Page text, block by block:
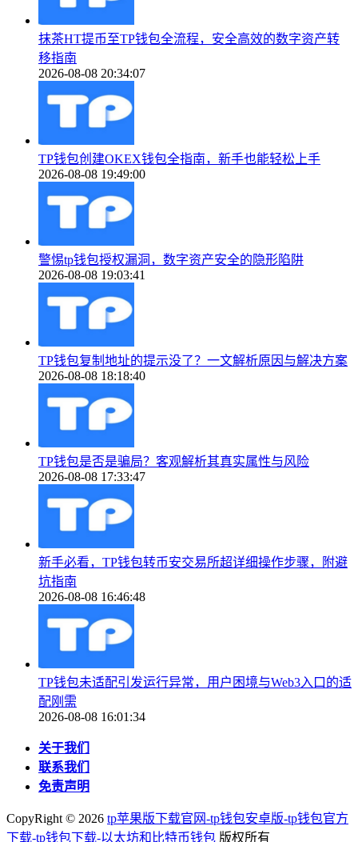
抹茶HT提币至TP钱包全流程，安全高效的数字资产转
移指南
2026-08-08 20:34:07
TP钱包创建OKEX钱包全指南，新手也能轻松上手
2026-08-08 19:49:00
警惕tp钱包授权漏洞，数字资产安全的隐形陷阱
2026-08-08 19:03:41
TP钱包复制地址的提示没了？一文解析原因与解决方案
2026-08-08 18:18:40
TP钱包是否是骗局？客观解析其真实属性与风险
2026-08-08 17:33:47
新手必看，TP钱包转币安交易所超详细操作步骤，附避
坑指南
2026-08-08 16:46:48
TP钱包未适配引发运行异常，用户困境与Web3入口的适
配刚需
2026-08-08 16:01:34
关于我们
联系我们
免责声明
CopyRight © 2026 tp苹果版下载官网-tp钱包安卓版-tp钱包官方
下载-tp钱包下载-以太坊和比特币钱包 版权所有